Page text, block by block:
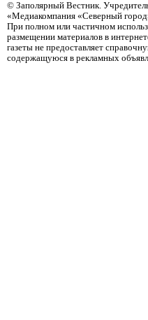
© Заполярный Вестник.
«Медиакомпания «Северный
При полном или частичном
размещении материалов в
газеты не предоставляет
содержащуюся в рекламных